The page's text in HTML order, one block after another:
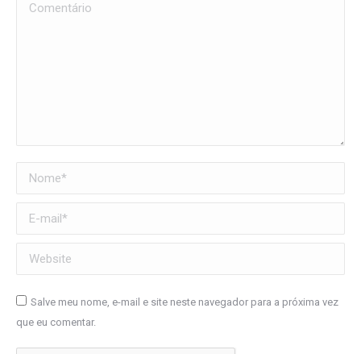
Comentário
Nome *
E-mail *
Website
Salve meu nome, e-mail e site neste navegador para a próxima vez
que eu comentar.